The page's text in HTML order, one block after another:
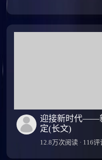
迎接新时代——
定(长文)
12.8万次阅读 · 116评